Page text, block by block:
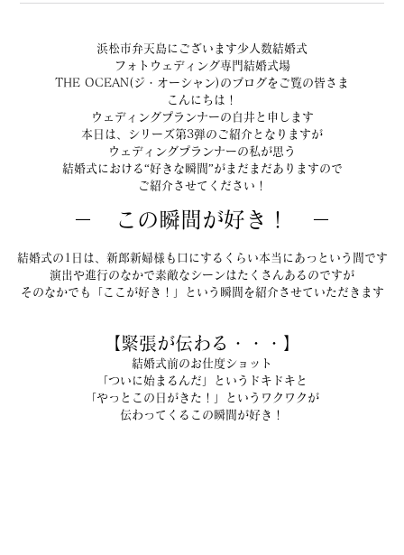
浜松市弁天島にございます少人数結婚式
フォトウェディング専門結婚式場
THE OCEAN(ジ・オーシャン)のブログをご覧の皆さま
こんにちは！
ウェディングプランナーの白井と申します
本日は、シリーズ第3弾のご紹介となりますが
ウェディングプランナーの私が思う
結婚式における“好きな瞬間”がまだまだありますので
ご紹介させてください！
－　この瞬間が好き！　－
結婚式の1日は、新郎新婦様も口にするくらい本当にあっという間です
演出や進行のなかで素敵なシーンはたくさんあるのですが
そのなかでも「ここが好き！」という瞬間を紹介させていただきます
【緊張が伝わる・・・】
結婚式前のお仕度ショット
「ついに始まるんだ」というドキドキと
「やっとこの日がきた！」というワクワクが
伝わってくるこの瞬間が好き！